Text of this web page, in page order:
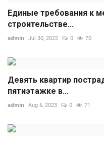
Единые требования к
строительстве...
admin Jul 30, 2022 0 70
Девять квартир
пятиэтажке в...
admin Aug 6, 2023 0 71